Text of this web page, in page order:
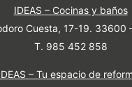
IDEAS – Cocinas y baños
Cuesta, 17-19. 33600
T. 985 452 858
– Tu espacio de